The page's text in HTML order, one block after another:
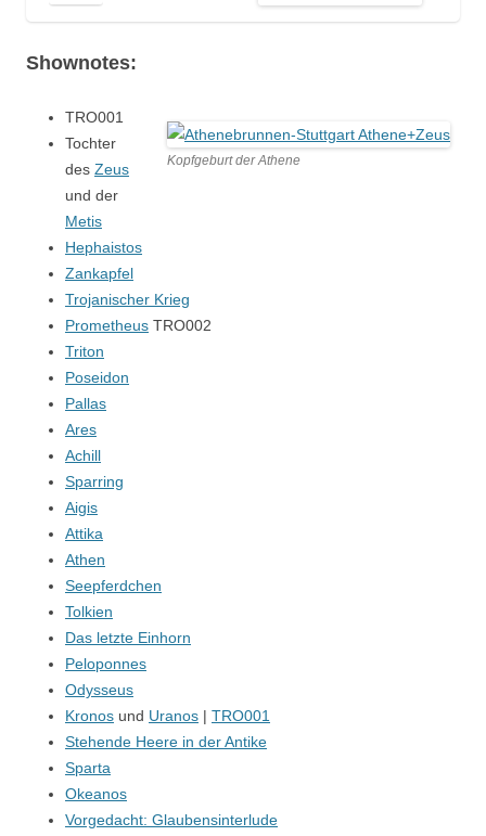
Shownotes:
Kopfgeburt der Athene
TRO001
Tochter
des Zeus
und der
Metis
Hephaistos
Zankapfel
Trojanischer Krieg
Prometheus TRO002
Triton
Poseidon
Pallas
Ares
Achill
Sparring
Aigis
Attika
Athen
Seepferdchen
Tolkien
Das letzte Einhorn
Peloponnes
Odysseus
Kronos und Uranos | TRO001
Stehende Heere in der Antike
Sparta
Okeanos
Vorgedacht: Glaubensinterlude